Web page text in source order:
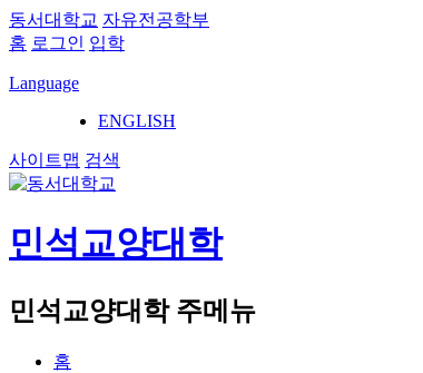
동서대학교 자유전공학부
홈 로그인 입학
Language
ENGLISH
사이트맵 검색
민석교양대학
민석교양대학 주메뉴
홈